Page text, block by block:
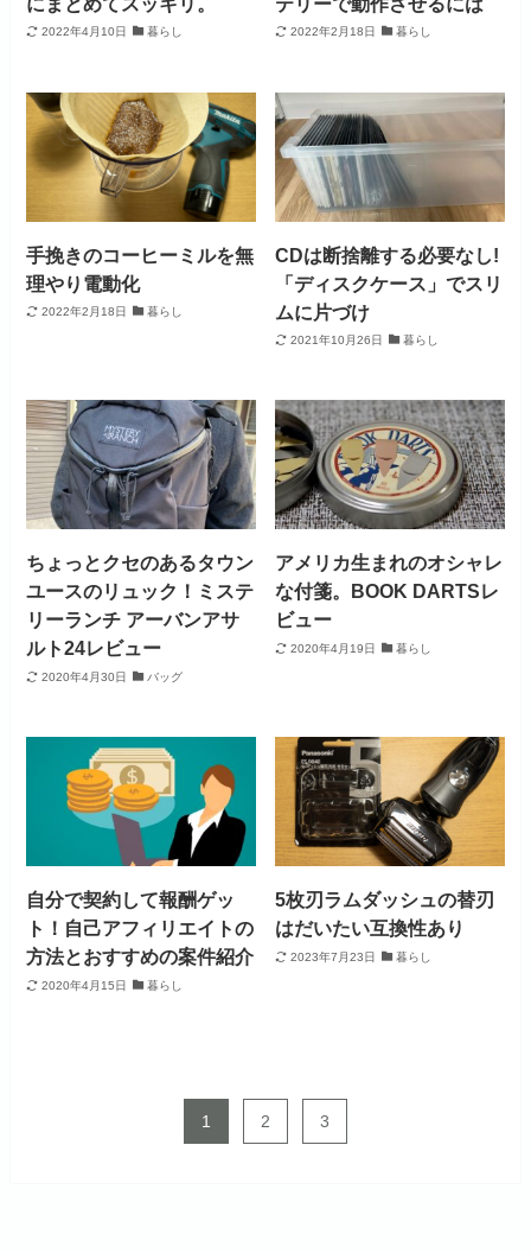
2022年4月10日 暮らし 2022年2月18日 暮らし
手挽きのコーヒーミルを無
理やり電動化
2022年2月18日 暮らし
CDは断捨離する必要なし!
「ディスクケース」でスリ
ムに片づけ
2021年10月26日 暮らし
ちょっとクセのあるタウン
ユースのリュック！ミステ
リーランチ アーバンアサ
ルト24レビュー
2020年4月30日 バッグ
アメリカ生まれのオシャレ
な付箋。BOOK DARTSレ
ビュー
2020年4月19日 暮らし
自分で契約して報酬ゲッ
ト！自己アフィリエイトの
方法とおすすめの案件紹介
2020年4月15日 暮らし
5枚刃ラムダッシュの替刃
はだいたい互換性あり
2023年7月23日 暮らし
1 2 3